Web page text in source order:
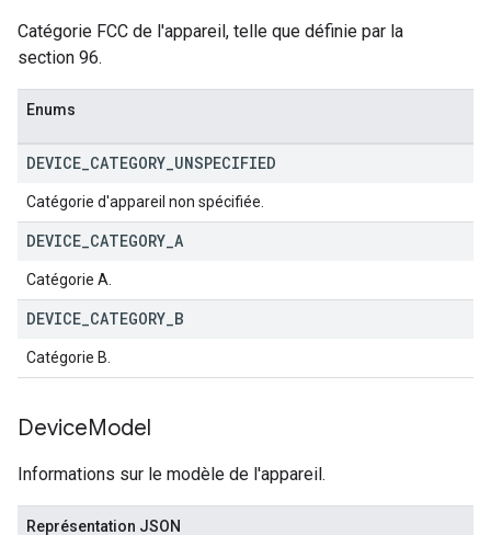
Catégorie FCC de l'appareil, telle que définie par la
section 96.
Enums
DEVICE CATEGORY UNSPECIFIED
Catégorie d'appareil non spécifiée.
DEVICE CATEGORY A
Catégorie A.
DEVICE CATEGORY B
Catégorie B.
DeviceModel
Informations sur le modèle de l'appareil.
Représentation JSON